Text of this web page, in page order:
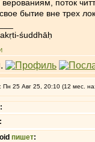
поток
бытие вне трех
śuddhāḥ
Пн 25 Авг 25, 20:10 (12 мес.
:
:
пишет: